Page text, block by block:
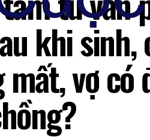
khi
mất, vợ